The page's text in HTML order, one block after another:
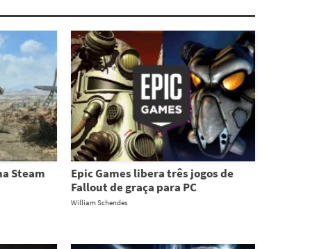
Steam
Epic Games libera três jogos de
Fallout de graça para PC
William Schendes